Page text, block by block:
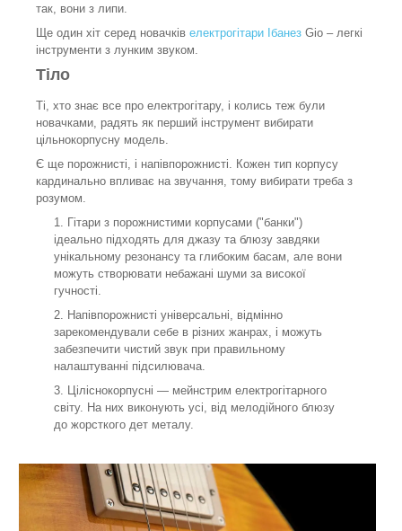
так, вони з липи.
Ще один хіт серед новачків електрогітари Ібанез Gio – легкі
інструменти з лунким звуком.
Тіло
Ті, хто знає все про електрогітару, і колись теж були
новачками, радять як перший інструмент вибирати
цільнокорпусну модель.
Є ще порожнисті, і напівпорожнисті. Кожен тип корпусу
кардинально впливає на звучання, тому вибирати треба з
розумом.
Гітари з порожнистими корпусами ("банки")
ідеально підходять для джазу та блюзу завдяки
унікальному резонансу та глибоким басам, але вони
можуть створювати небажані шуми за високої
гучності.
Напівпорожнисті універсальні, відмінно
зарекомендували себе в різних жанрах, і можуть
забезпечити чистий звук при правильному
налаштуванні підсилювача.
Ціліснокорпусні — мейнстрим електрогітарного
світу. На них виконують усі, від мелодійного блюзу
до жорсткого дет металу.